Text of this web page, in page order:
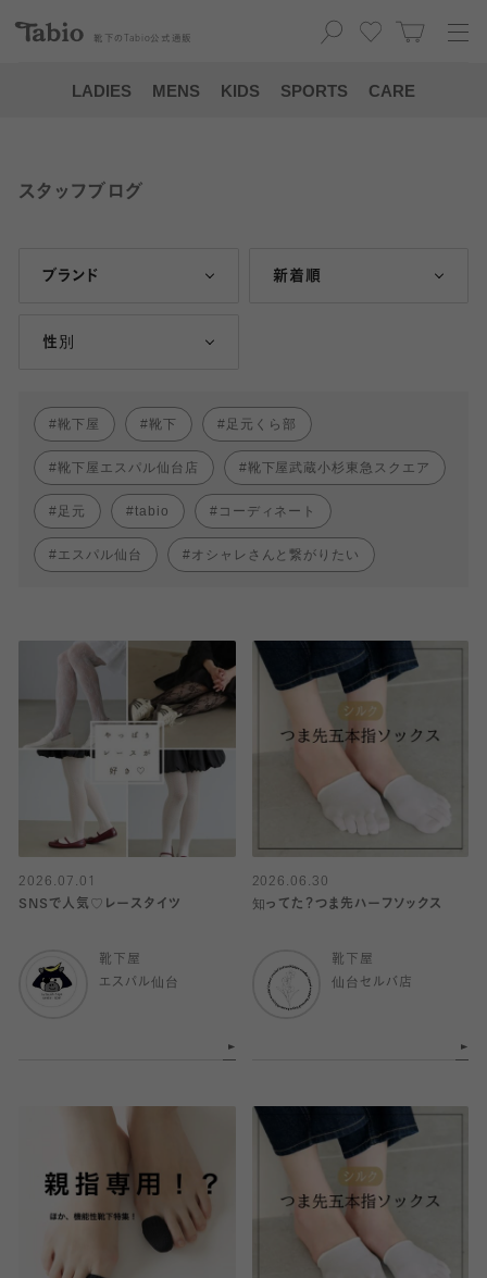
靴下の Tabio 公式通販
LADIES MENS KIDS SPORTS CARE
スタッフブログ
ブランド 新着順
性別
靴下屋 靴下 足元くら部
靴下屋エスパル仙台店 靴下屋武蔵小杉東急スクエア
足元 tabio コーディネート
エスパル仙台 オシャレさんと繋がりたい
2026.07.01
SNSで人気♡レースタイツ
靴下屋
エスパル仙台
2026.06.30
知ってた？つま先ハーフソックス
靴下屋
仙台セルバ店